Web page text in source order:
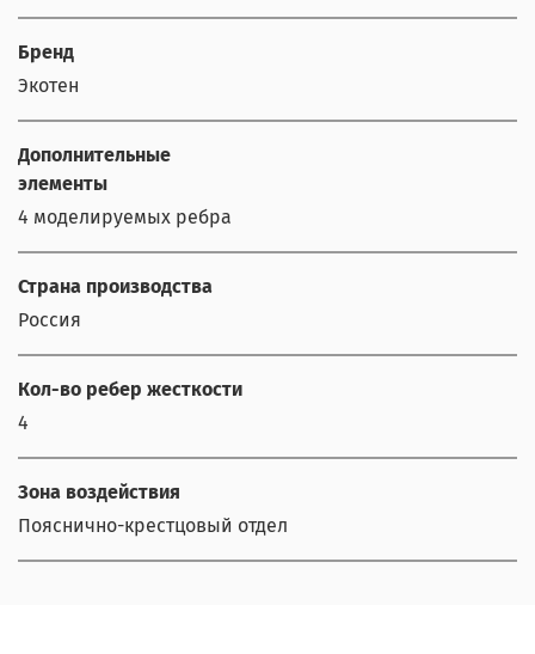
Бренд
Экотен
Дополнительные
элементы
4 моделируемых ребра
Страна производства
Россия
Кол-во ребер жесткости
4
Зона воздействия
Пояснично-крестцовый отдел